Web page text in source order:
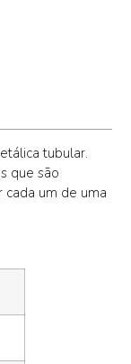
tubular.
que são
um de uma